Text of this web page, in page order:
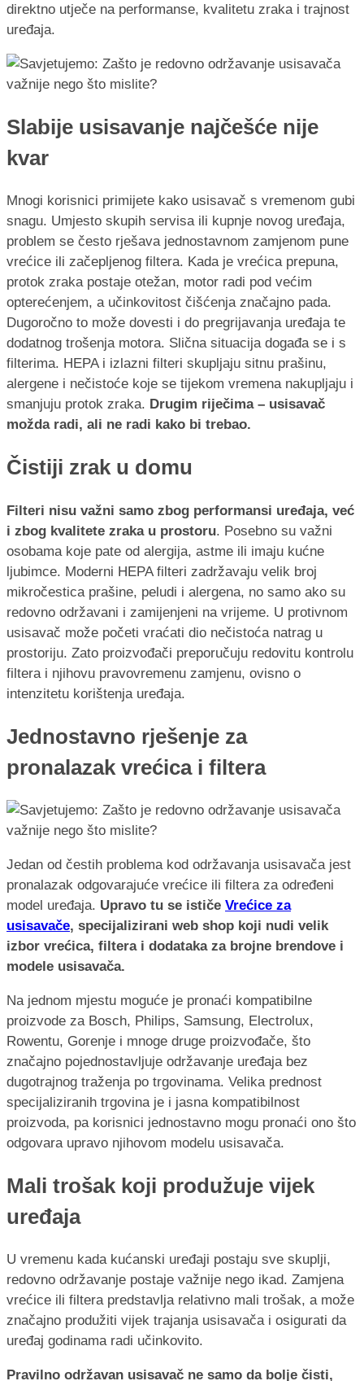
direktno utječe na performanse, kvalitetu zraka i trajnost
uređaja.
Slabije usisavanje najčešće nije
kvar
Mnogi korisnici primijete kako usisavač s vremenom gubi
snagu. Umjesto skupih servisa ili kupnje novog uređaja,
problem se često rješava jednostavnom zamjenom pune
vrećice ili začepljenog filtera. Kada je vrećica prepuna,
protok zraka postaje otežan, motor radi pod većim
opterećenjem, a učinkovitost čišćenja značajno pada.
Dugoročno to može dovesti i do pregrijavanja uređaja te
dodatnog trošenja motora. Slična situacija događa se i s
filterima. HEPA i izlazni filteri skupljaju sitnu prašinu,
alergene i nečistoće koje se tijekom vremena nakupljaju i
smanjuju protok zraka. Drugim riječima – usisavač
možda radi, ali ne radi kako bi trebao.
Čistiji zrak u domu
Filteri nisu važni samo zbog performansi uređaja, već
i zbog kvalitete zraka u prostoru. Posebno su važni
osobama koje pate od alergija, astme ili imaju kućne
ljubimce. Moderni HEPA filteri zadržavaju velik broj
mikročestica prašine, peludi i alergena, no samo ako su
redovno održavani i zamijenjeni na vrijeme. U protivnom
usisavač može početi vraćati dio nečistoća natrag u
prostoriju. Zato proizvođači preporučuju redovitu kontrolu
filtera i njihovu pravovremenu zamjenu, ovisno o
intenzitetu korištenja uređaja.
Jednostavno rješenje za
pronalazak vrećica i filtera
Jedan od čestih problema kod održavanja usisavača jest
pronalazak odgovarajuće vrećice ili filtera za određeni
model uređaja. Upravo tu se ističe Vrećice za
usisavače, specijalizirani web shop koji nudi velik
izbor vrećica, filtera i dodataka za brojne brendove i
modele usisavača.
Na jednom mjestu moguće je pronaći kompatibilne
proizvode za Bosch, Philips, Samsung, Electrolux,
Rowentu, Gorenje i mnoge druge proizvođače, što
značajno pojednostavljuje održavanje uređaja bez
dugotrajnog traženja po trgovinama. Velika prednost
specijaliziranih trgovina je i jasna kompatibilnost
proizvoda, pa korisnici jednostavno mogu pronaći ono što
odgovara upravo njihovom modelu usisavača.
Mali trošak koji produžuje vijek
uređaja
U vremenu kada kućanski uređaji postaju sve skuplji,
redovno održavanje postaje važnije nego ikad. Zamjena
vrećice ili filtera predstavlja relativno mali trošak, a može
značajno produžiti vijek trajanja usisavača i osigurati da
uređaj godinama radi učinkovito.
Pravilno održavan usisavač ne samo da bolje čisti,